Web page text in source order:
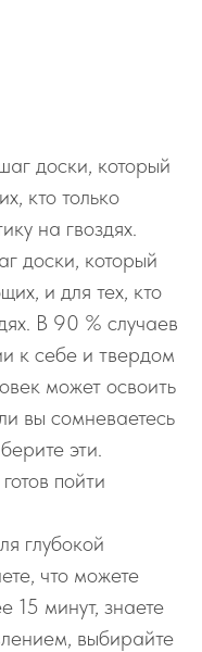
доски, который
кто только
на гвоздях.
доски, который
и для тех, кто
В 90 % случаев
к себе и твердом
может освоить
вы сомневаетесь
эти.
пойти
глубокой
что можете
15 минут, знаете
выбирайте